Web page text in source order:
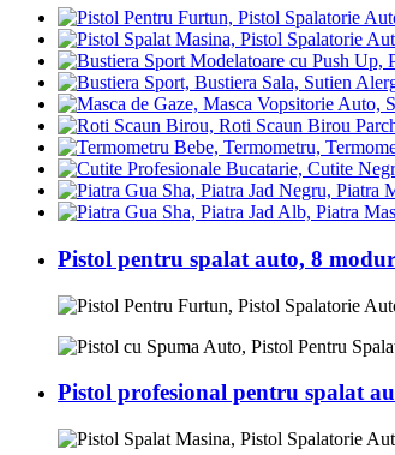
Pistol pentru spalat auto, 8
Pistol profesional pentru spalat